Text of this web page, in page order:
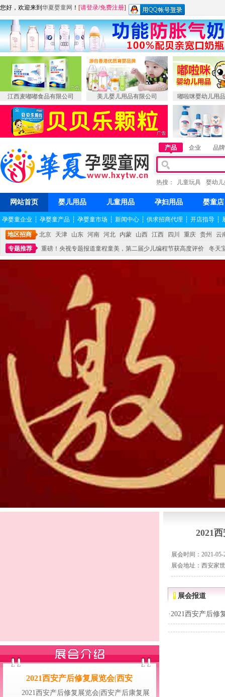
您好，欢迎来到 华夏婴童网 ！ [请登录/免费注册]
江西麦嘟嘟食品有限公司 美儿婴儿用品有限公司 嘟啦咪婴幼儿用
产品 企业 品牌
热搜： 儿童玩具 婴幼
网站首页 婴儿用品 儿童用品 孕妇用品 婴童店
孕婴童企业 ┆ 孕婴童产品 ┆ 孕婴童市场 ┆ 新闻中心 ┆ 供求招商代理 ┆ 开店指导 ┆
地区招商 北京 天津 山东 河南 河北 内蒙 山西 江西 四川 重庆 贵州
云
专题推荐
重磅！央视专题报道童程童美，第二届少儿编程节获高度评价
冬天
不能再单纯地销售产品,而要向增强服务转型,毕竟母婴产品比较特殊。”
妇幼广场
2021西安产后修复展览会|西安
2021西安产后修复展览会|西安产后康复展
2021
展会时间：2021-05-
展会地址：西安家
展会报道
· 2021西安产后修